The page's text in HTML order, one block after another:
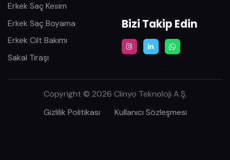
Erkek Saç Kesim
Erkek Saç Boyama
Erkek Cilt Bakımı
Sakal Tıraşı
Bizi Takip Edin
Copyright © 2026 Clinyo Teknoloji A.Ş.
Gizlilik Politikası
Kullanıcı Sözleşmesi